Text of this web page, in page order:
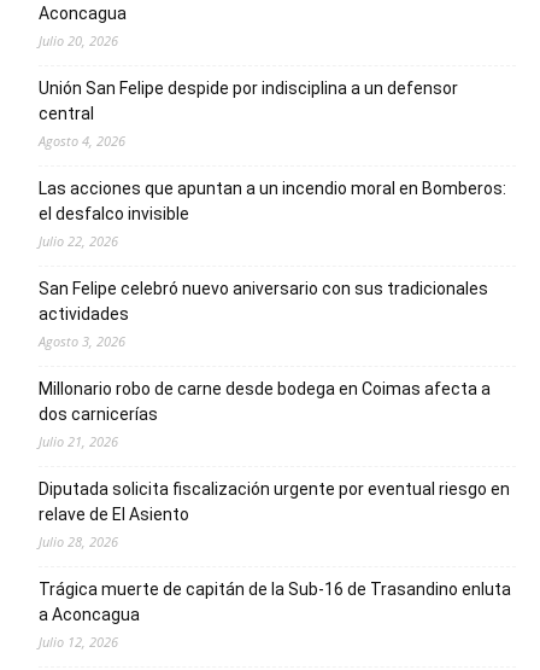
Aconcagua
Julio 20, 2026
Unión San Felipe despide por indisciplina a un defensor
central
Agosto 4, 2026
Las acciones que apuntan a un incendio moral en Bomberos:
el desfalco invisible
Julio 22, 2026
San Felipe celebró nuevo aniversario con sus tradicionales
actividades
Agosto 3, 2026
Millonario robo de carne desde bodega en Coimas afecta a
dos carnicerías
Julio 21, 2026
Diputada solicita fiscalización urgente por eventual riesgo en
relave de El Asiento
Julio 28, 2026
Trágica muerte de capitán de la Sub-16 de Trasandino enluta
a Aconcagua
Julio 12, 2026